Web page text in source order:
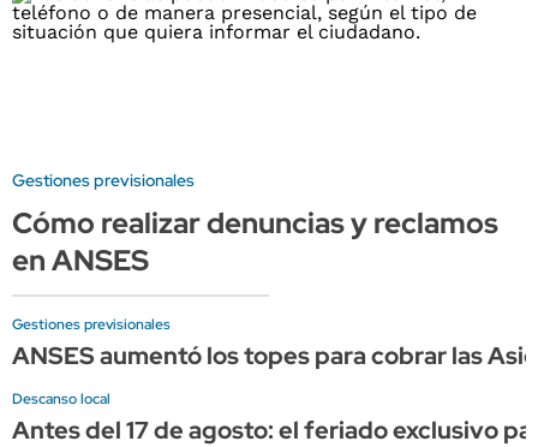
Gestiones previsionales
Cómo realizar denuncias y reclamos
en ANSES
Gestiones previsionales
ANSES aumentó los topes para cobrar las
Descanso local
Antes del 17 de agosto: el feriado exclusivo